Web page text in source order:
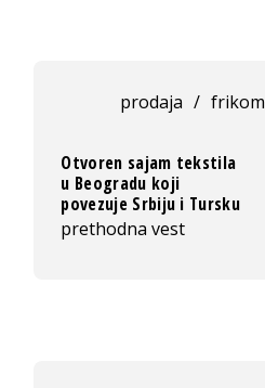
prodaja / frikom
Otvoren sajam tekstila
u Beogradu koji
povezuje Srbiju i Tursku
prethodna vest